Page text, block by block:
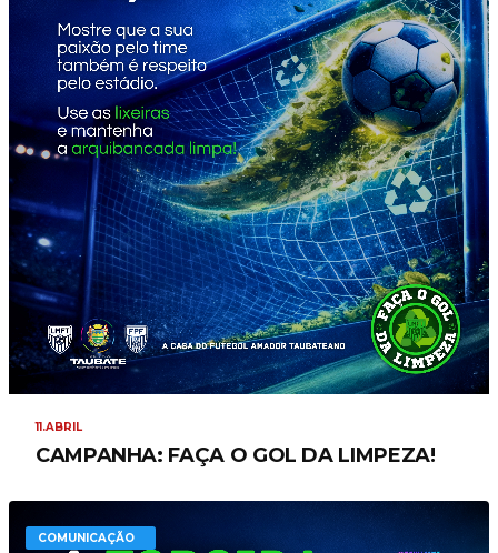
11.ABRIL
CAMPANHA: FAÇA O GOL DA LIMPEZA!
COMUNICAÇÃO
COMUNICAÇÃO